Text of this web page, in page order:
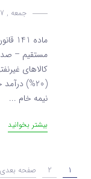
جمعه , 27 تیر 1404
کالاهای
(20%)
نیمه خام ...
بیشتر بخوانید
1
2 صفحه بعدی